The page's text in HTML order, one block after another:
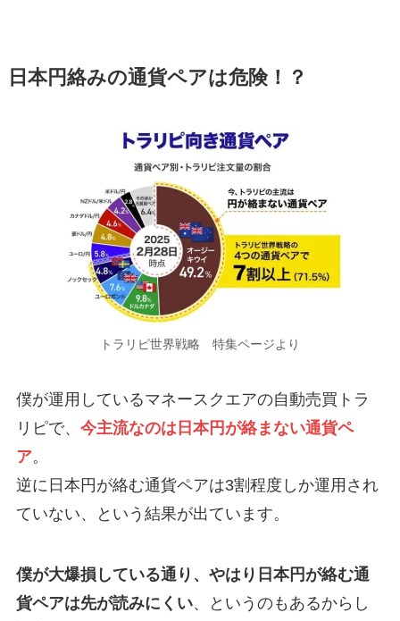
日本円絡みの通貨ペアは危険！？
トラリピ世界戦略 特集ページより
僕が運用しているマネースクエアの自動売買トラ
リピで、 今主流なのは日本円が絡まない通貨ペ
ア。
逆に日本円が絡む通貨ペアは3割程度しか運用され
ていない、という結果が出ています。
僕が大爆損している通り、やはり日本円が絡む通
貨ペアは先が読みにくい、というのもあるからし